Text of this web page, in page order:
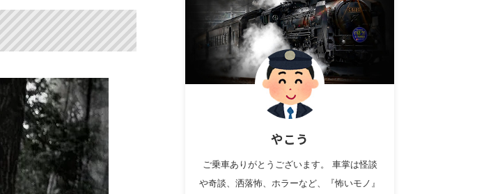
やこう
ご乗車ありがとうございます。 車掌は怪談
や奇談、洒落怖、ホラーなど、『怖いモノ』